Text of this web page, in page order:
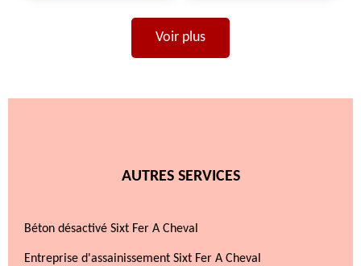
Voir plus
AUTRES SERVICES
Béton désactivé Sixt Fer A Cheval
Entreprise d'assainissement Sixt Fer A Cheval